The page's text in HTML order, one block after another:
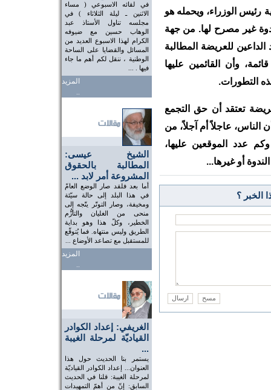
في لقائه الاسبوعي ( مساء
الاثنين ـ ليلة الثلاثاء ) في
مجلسه تناول الأستاذ عبد
الوهاب حسين مع ضيوفه
الكرام لهذا الاسبوع العديد من
المسائل والقضايا على الساحة
الوطنية ، ننقل لكم أهم ما جاء
فيها . ...
المزيد
..
الشيخ عيسى:
المطالبة بالحقوق
المشروعة أمر لابد ...
أما بعد فلقد صار الوضع العامّ
في هذا البلد إلى حالة سيّئة
ومخيفة، وصار التوتّر يتّجه إلى
منحى من الغليان والتأزُّم
الخطير، وكلّ هذا وهو بداية
الطريق وليس منتهاه. فما يُتوقّع
للمستقبل مع تصاعد الأوضاع ...
المزيد
..
الغريفي: إعداد الكوادر
القياديّة لمرحلة الغيبة
...
يستمر بنا الحديث حول هذا
العنوان... إعداد الكوادر القياديّة
لمرحلة الغيبة: قلنا في الحديث
السابق: إنّ من أهمّ التمهيدات
رئيس الوزراء، ويحمله هو
غير مصرح لها. من جهة
للعريضة المطالبة
وأن القائمين عليها
التطورات.
تعتقد أن حق التجمع
عاجلاً أم آجلاً، من
عدد الموقعين عليها،
أو غيرها...
الخبر ؟